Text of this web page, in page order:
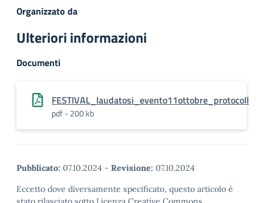
Organizzato da
Ulteriori informazioni
Documenti
FESTIVAL_laudatosi_evento11ottobre_protocoll
pdf - 200 kb
Pubblicato: 07.10.2024 - Revisione: 07.10.2024
Eccetto dove diversamente specificato, questo articolo è